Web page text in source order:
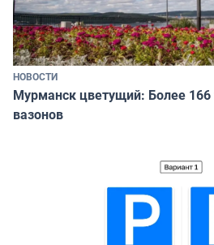
НОВОСТИ
Мурманск цветущий: Более 166
вазонов